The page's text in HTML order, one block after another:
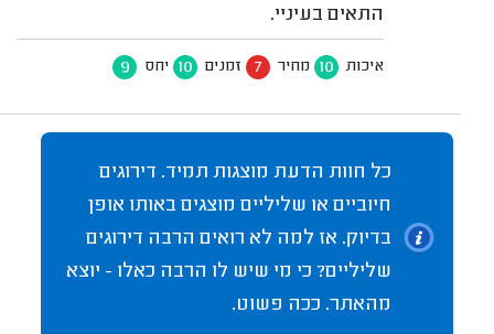
התאים בעיניי.
איכות 10 מחיר 7 זמנים 10 יחס 9
כל חוות הדעת מוצגות תמיד. דירוגים
חיוביים או שליליים מוצגים באותו אופן
בדיוק. אז למה לא רואים הרבה דירוגים
שליליים? כי מי שיש לו הרבה כאלו - יוצא
מהאתר. ככה פשוט.